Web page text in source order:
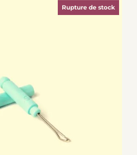
Rupture de stock